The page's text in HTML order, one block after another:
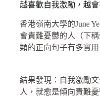
越喜歡自我激勵，越
香港嶺南大學的June
會責難憂鬱的人（下
類的正向句子有多實
結果發現：自我激勵
人，就愈是傾向責難